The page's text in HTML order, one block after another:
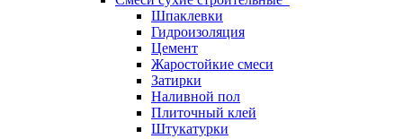
Шпаклевки
Гидроизоляция
Цемент
Жаростойкие смеси
Затирки
Наливной пол
Плиточный клей
Штукатурки